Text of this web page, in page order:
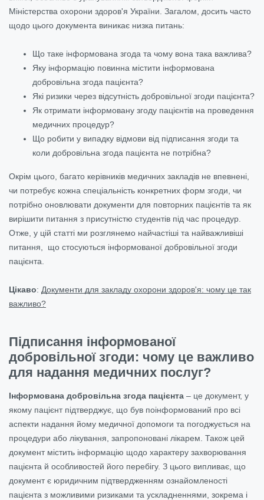
Міністерства охорони здоров'я України. Загалом, досить часто
щодо цього документа виникає низка питань:
Що таке інформована згода та чому вона така важлива?
Яку інформацію повинна містити інформована
добровільна згода пацієнта?
Які ризики через відсутність добровільної згоди пацієнта?
Як отримати інформовану згоду пацієнтів на проведення
медичних процедур?
Що робити у випадку відмови від підписання згоди та
коли добровільна згода пацієнта не потрібна?
Окрім цього, багато керівників медичних закладів не впевнені,
чи потребує кожна спеціальність конкретних форм згоди, чи
потрібно оновлювати документи для повторних пацієнтів та як
вирішити питання з присутністю студентів під час процедур.
Отже, у цій статті ми розглянемо найчастіші та найважливіші
питання, що стосуються інформованої добровільної згоди
пацієнта.
Цікаво: Документи для закладу охорони здоров'я: чому це так
важливо?
Підписання інформованої
добровільної згоди: чому це важливо
для надання медичних послуг?
Інформована добровільна згода пацієнта – це документ, у
якому пацієнт підтверджує, що був поінформований про всі
аспекти надання йому медичної допомоги та погоджується на
процедури або лікування, запропоновані лікарем. Також цей
документ містить інформацію щодо характеру захворювання
пацієнта й особливостей його перебігу. З цього випливає, що
документ є юридичним підтвердженням ознайомленості
пацієнта з можливими ризиками та ускладненнями, зокрема і